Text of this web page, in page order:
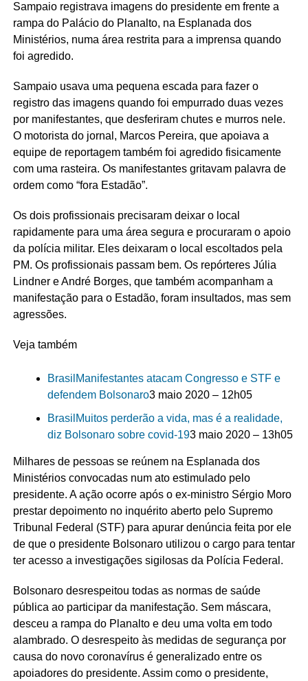
Sampaio registrava imagens do presidente em frente a
rampa do Palácio do Planalto, na Esplanada dos
Ministérios, numa área restrita para a imprensa quando
foi agredido.
Sampaio usava uma pequena escada para fazer o
registro das imagens quando foi empurrado duas vezes
por manifestantes, que desferiram chutes e murros nele.
O motorista do jornal, Marcos Pereira, que apoiava a
equipe de reportagem também foi agredido fisicamente
com uma rasteira. Os manifestantes gritavam palavra de
ordem como “fora Estadão”.
Os dois profissionais precisaram deixar o local
rapidamente para uma área segura e procuraram o apoio
da polícia militar. Eles deixaram o local escoltados pela
PM. Os profissionais passam bem. Os repórteres Júlia
Lindner e André Borges, que também acompanham a
manifestação para o Estadão, foram insultados, mas sem
agressões.
Veja também
Brasil Manifestantes atacam Congresso e STF e
defendem Bolsonaro3 maio 2020 – 12h05
Brasil Muitos perderão a vida, mas é a realidade,
diz Bolsonaro sobre covid-193 maio 2020 – 13h05
Milhares de pessoas se reúnem na Esplanada dos
Ministérios convocadas num ato estimulado pelo
presidente. A ação ocorre após o ex-ministro Sérgio Moro
prestar depoimento no inquérito aberto pelo Supremo
Tribunal Federal (STF) para apurar denúncia feita por ele
de que o presidente Bolsonaro utilizou o cargo para tentar
ter acesso a investigações sigilosas da Polícia Federal.
Bolsonaro desrespeitou todas as normas de saúde
pública ao participar da manifestação. Sem máscara,
desceu a rampa do Planalto e deu uma volta em todo
alambrado. O desrespeito às medidas de segurança por
causa do novo coronavírus é generalizado entre os
apoiadores do presidente. Assim como o presidente,